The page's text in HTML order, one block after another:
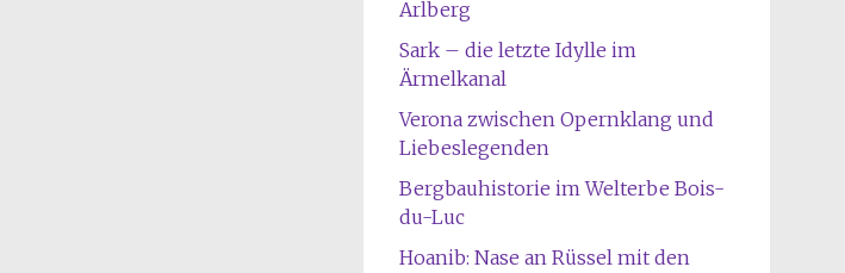
Arlberg
Sark – die letzte Idylle im
Ärmelkanal
Verona zwischen Opernklang und
Liebeslegenden
Bergbauhistorie im Welterbe Bois-
du-Luc
Hoanib: Nase an Rüssel mit den